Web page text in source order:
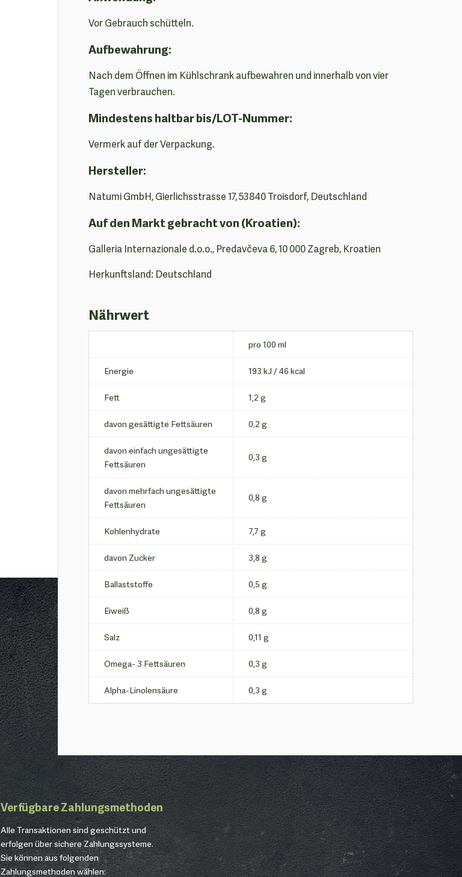
Vor Gebrauch schütteln.
Aufbewahrung:
Nach dem Öffnen im Kühlschrank aufbewahren und innerhalb von vier
Tagen verbrauchen.
Mindestens haltbar bis/LOT-Nummer:
Vermerk auf der Verpackung.
Hersteller:
Natumi GmbH, Gierlichsstrasse 17, 53840 Troisdorf, Deutschland
Auf den Markt gebracht von (Kroatien):
Galleria Internazionale d.o.o., Predavčeva 6, 10 000 Zagreb, Kroatien
Herkunftsland: Deutschland
Nährwert
pro 100 ml
Energie 193 kJ / 46 kcal
Fett 1,2 g
davon gesättigte Fettsäuren 0,2 g
davon einfach ungesättigte
Fettsäuren
0,3 g
davon mehrfach ungesättigte
Fettsäuren
0,8 g
Kohlenhydrate 7,7 g
davon Zucker 3,8 g
Ballaststoffe 0,5 g
Eiweiß 0,8 g
Salz 0,11 g
Omega- 3 Fettsäuren 0,3 g
Alpha-Linolensäure 0,3 g
Verfügbare Zahlungsmethoden
Alle Transaktionen sind geschützt und
erfolgen über sichere Zahlungssysteme.
Sie können aus folgenden
Zahlungsmethoden wählen: